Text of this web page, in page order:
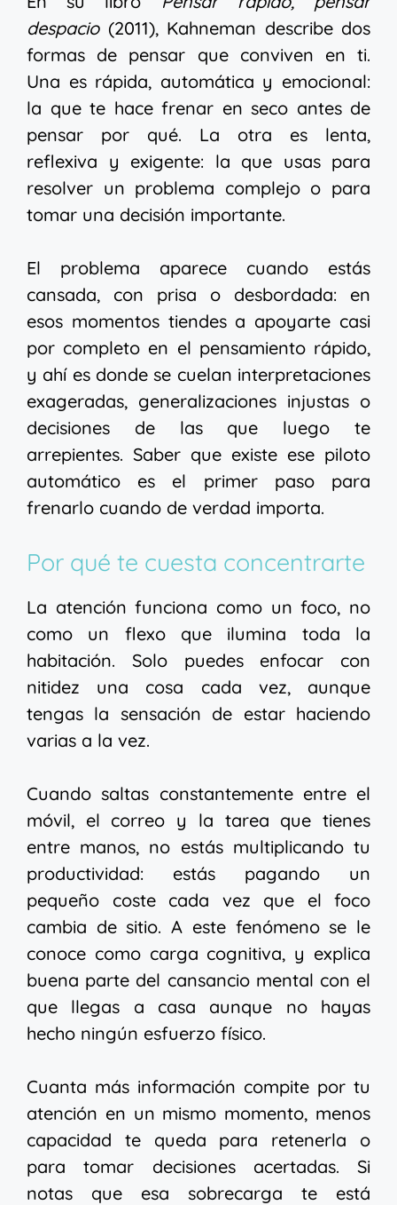
despacio(2011), Kahneman describe dos
formas de pensar que conviven en ti.
Una es rápida, automática y emocional:
la que te hace frenar en seco antes de
pensar por qué. La otra es lenta,
reflexiva y exigente: la que usas para
resolver un problema complejo o para
tomar una decisión importante.
El problema aparece cuando estás
cansada, con prisa o desbordada: en
esos momentos tiendes a apoyarte casi
por completo en el pensamiento rápido,
y ahí es donde se cuelan interpretaciones
exageradas, generalizaciones injustas o
decisiones de las que luego te
arrepientes. Saber que existe ese piloto
automático es el primer paso para
frenarlo cuando de verdad importa.
Por qué te cuesta concentrarte
La atención funciona como un foco, no
como un flexo que ilumina toda la
habitación. Solo puedes enfocar con
nitidez una cosa cada vez, aunque
tengas la sensación de estar haciendo
varias a la vez.
Cuando saltas constantemente entre el
móvil, el correo y la tarea que tienes
entre manos, no estás multiplicando tu
productividad: estás pagando un
pequeño coste cada vez que el foco
cambia de sitio. A este fenómeno se le
conoce como carga cognitiva, y explica
buena parte del cansancio mental con el
que llegas a casa aunque no hayas
hecho ningún esfuerzo físico.
Cuanta más información compite por tu
atención en un mismo momento, menos
capacidad te queda para retenerla o
para tomar decisiones acertadas. Si
notas que esa sobrecarga te está